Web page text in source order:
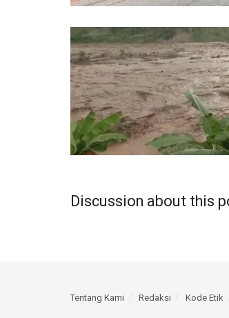
Discussion about this
Tentang Kami Redaksi Kode Etik